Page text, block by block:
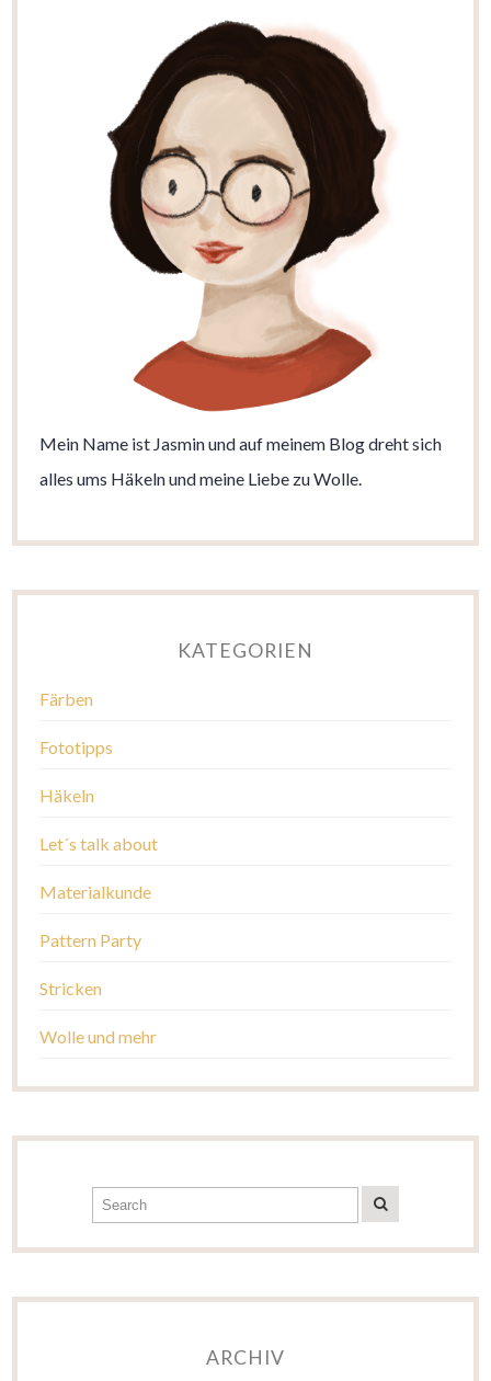
Mein Name ist Jasmin und auf meinem Blog dreht sich
alles ums Häkeln und meine Liebe zu Wolle.
KATEGORIEN
Färben
Fototipps
Häkeln
Let´s talk about
Materialkunde
Pattern Party
Stricken
Wolle und mehr
ARCHIV